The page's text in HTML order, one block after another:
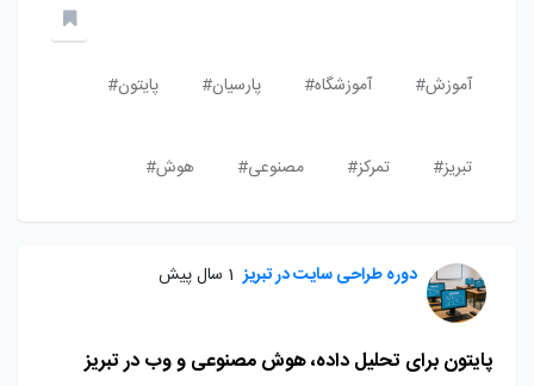
آموزش# آموزشگاه# پارسیان# پایتون#
تبریز# تمرکز# مصنوعی# هوش#
دوره طراحی سایت در تبریز 1 سال پیش
پایتون برای تحلیل داده، هوش مصنوعی و وب در تبریز